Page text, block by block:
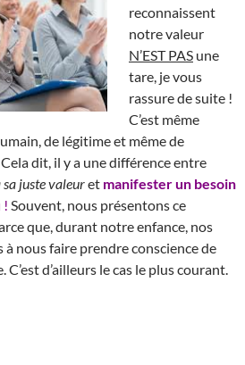
reconnaissent
notre valeur
N’EST PAS une
tare, je vous
rassure de suite !
C’est même
de légitime et même de
dit, il y a une différence entre
sa juste valeuret manifester un besoin
! Souvent, nous présentons ce
que, durant notre enfance, nos
à nous faire prendre conscience de
d’ailleurs le cas le plus courant.